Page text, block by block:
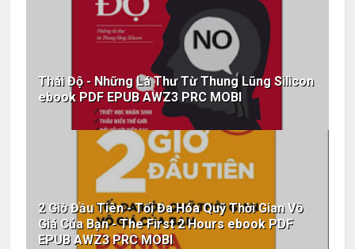
Thái Độ - Những Lá Thư Từ Thung Lũng Silicon
ebook PDF EPUB AWZ3 PRC MOBI
2 Giờ Đầu Tiên - Tối Đa Hóa Quỹ Thời Gian Vô
Giá Của Bạn - The First 2 Hours ebook PDF
EPUB AWZ3 PRC MOBI